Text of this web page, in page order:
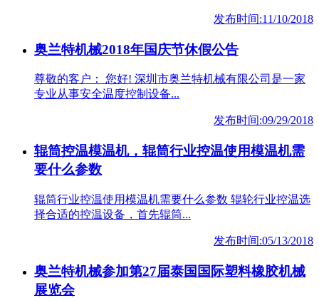
发布时间:11/10/2018
奥兰特机械2018年国庆节休假公告
尊敬的客户： 您好! 深圳市奥兰特机械有限公司是一家
专业从事安全温度控制设备...
发布时间:09/29/2018
辊筒控温模温机，辊筒行业控温使用模温机需
要什么参数
辊筒行业控温使用模温机需要什么参数 辊轮行业控温选
择合适的控温设备，首先辊筒...
发布时间:05/13/2018
奥兰特机械参加第27届泰国国际塑料橡胶机械
展览会